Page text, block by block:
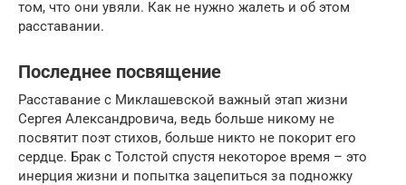
том, что они увяли. Как не нужно жалеть и об этом
расставании.
Последнее посвящение
Расставание с Миклашевской важный этап жизни
Сергея Александровича, ведь больше никому не
посвятит поэт стихов, больше никто не покорит его
сердце. Брак с Толстой спустя некоторое время – это
инерция жизни и попытка зацепиться за подножку